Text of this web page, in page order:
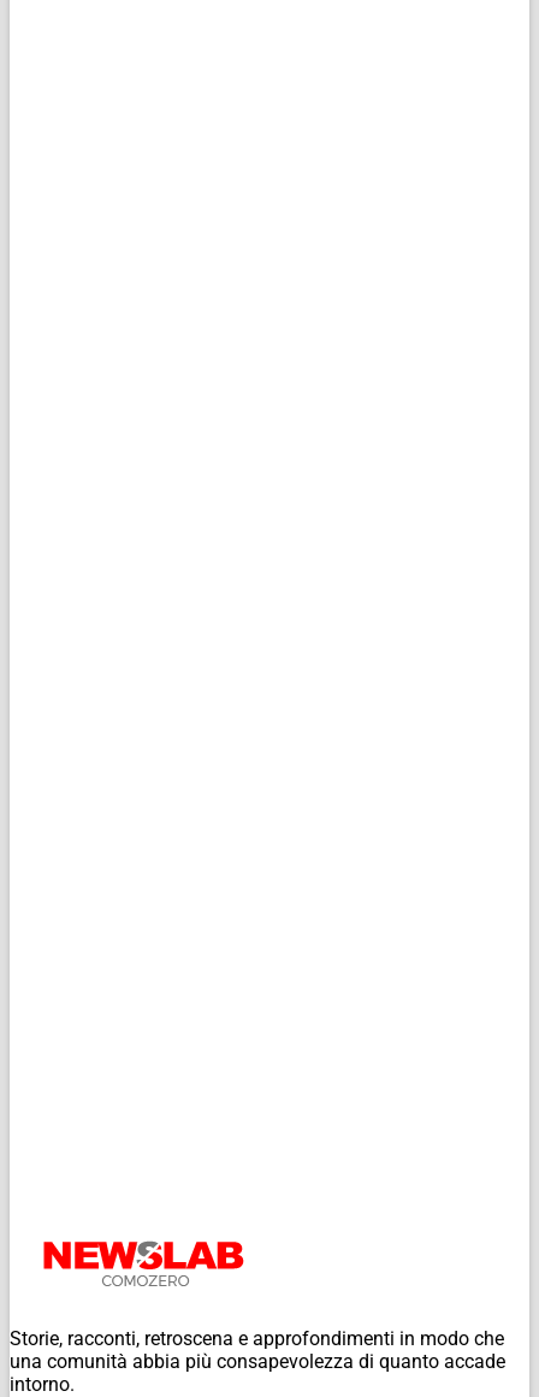
Storie, racconti, retroscena e approfondimenti in modo che
una comunità abbia più consapevolezza di quanto accade
intorno.